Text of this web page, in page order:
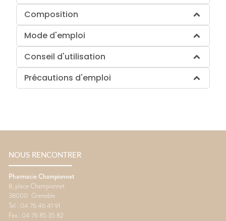
Composition
Mode d'emploi
Conseil d'utilisation
Précautions d'emploi
NOUS RENCONTRER
Pharmacie Championnet
8, place Championnet
38000 Grenoble
Tel : 04 76 46 41 91
Fax : 04 76 85 35 82